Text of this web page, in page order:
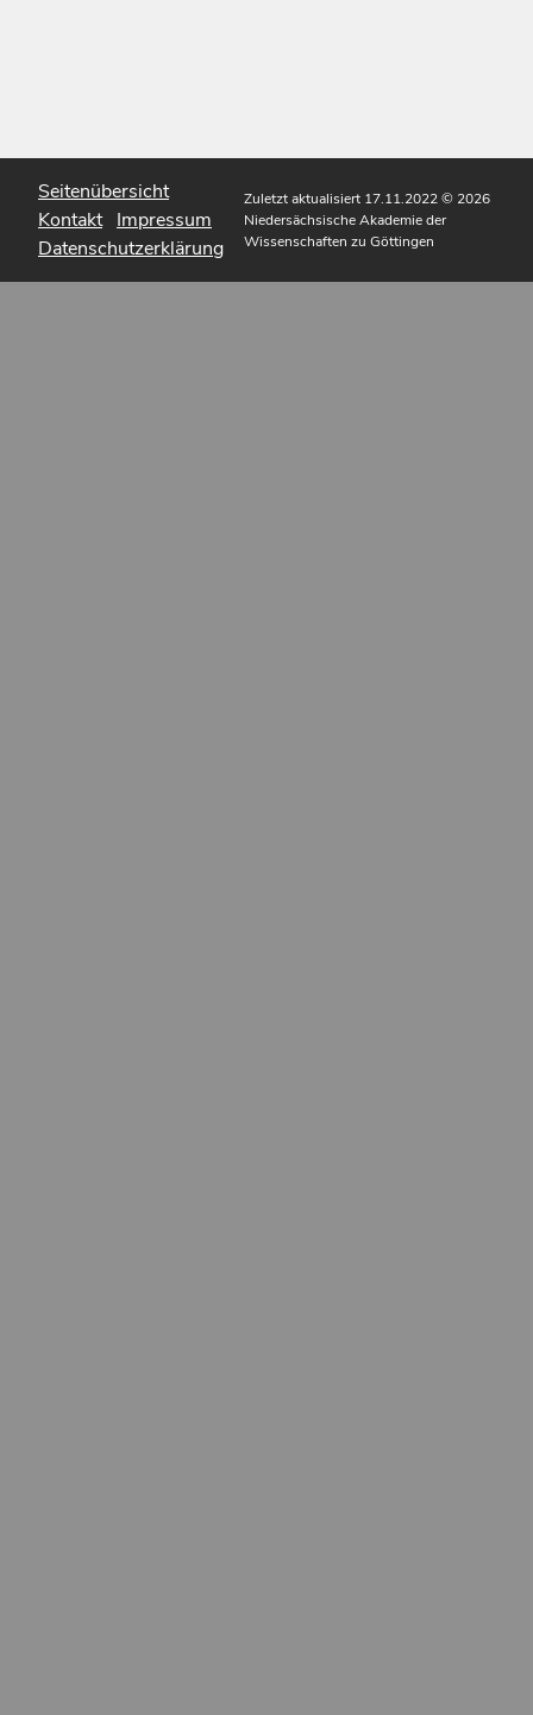
Seitenübersicht
Kontakt Impressum
Datenschutzerklärung
Zuletzt aktualisiert 17.11.2022© 2026
Niedersächsische Akademie der
Wissenschaften zu Göttingen